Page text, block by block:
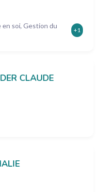
soi, Gestion du
+1
CLAUDE